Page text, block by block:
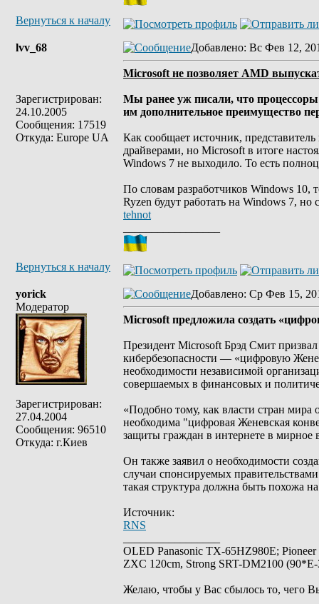
Вернуться к началу
lvv_68
Зарегистрирован:
24.10.2005
Сообщения: 17519
Откуда: Europe UA
Добавлено: Вс Фев 12,
Microsoft не позволяет AMD
Мы ранее уж писали, что
им дополнительное преимущество
Как сообщает источник,
драйверами, но Microsoft в итоге
Windows 7 не выходило. То есть
По словам разработчиков Windows 10,
Ryzen будут работать на Windows 7,
tehnot
Вернуться к началу
yorick
Модератор
Зарегистрирован:
27.04.2004
Сообщения: 96510
Откуда: г.Киев
Добавлено: Ср Фев 15,
Microsoft предложила создать
Президент Microsoft Брэд Смит
кибербезопасности — «цифровую
необходимости независимой
совершаемых в финансовых и
«Подобно тому, как власти стран
необходима "цифровая Женевская
защиты граждан в интернете в
Он также заявил о необходимости
случаи спонсируемых
такая структура должна быть похожа
Источник:
RNS
OLED Panasonic TX-65HZ980E;
ZXC 120cm, Strong SRT-DM2100
Желаю, чтобы у Вас сбылось то, чего